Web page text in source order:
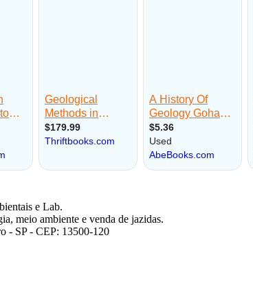
e Lab.
meio ambiente e venda de jazidas.
- SP - CEP: 13500-120